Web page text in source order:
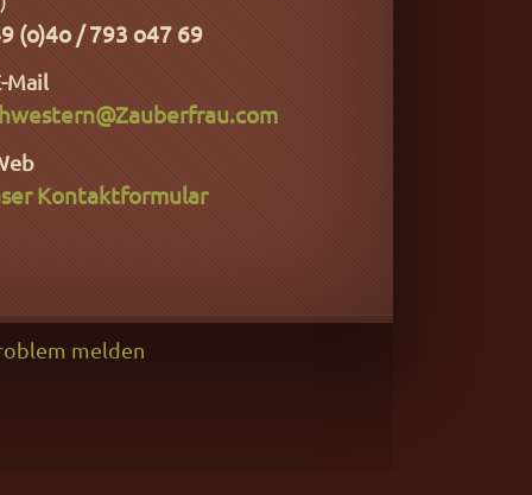
(o)4o / 793 o47 69
Mail
Kontaktformular
melden